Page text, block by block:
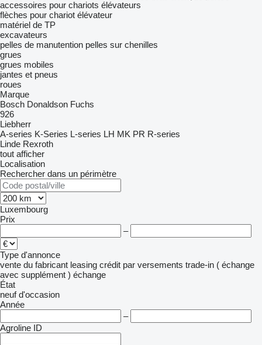
accessoires pour chariots élévateurs
flèches pour chariot élévateur
matériel de TP
excavateurs
pelles de manutention pelles sur chenilles
grues
grues mobiles
jantes et pneus
roues
Marque
Bosch Donaldson Fuchs
926
Liebherr
A-series K-Series L-series LH MK PR R-series
Linde Rexroth
tout afficher
Localisation
Rechercher dans un périmètre
Luxembourg
Prix
–
Type d'annonce
vente du fabricant leasing crédit par versements trade-in ( échange
avec supplément ) échange
État
neuf d'occasion
Année
–
Agroline ID